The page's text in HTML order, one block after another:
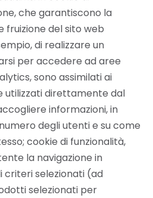
che garantiscono la
fruizione del sito web
di realizzare un
per accedere ad aree
sono assimilati ai
utilizzati direttamente dal
informazioni, in
degli utenti e su come
cookie di funzionalità,
la navigazione in
criteri selezionati (ad
selezionati per